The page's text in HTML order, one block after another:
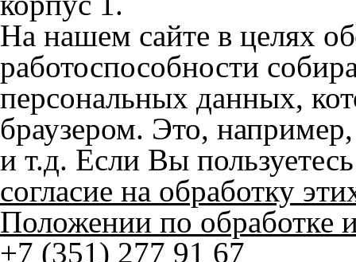
© ателье «Автоковрики
корпус 1.
На нашем сайте в целях